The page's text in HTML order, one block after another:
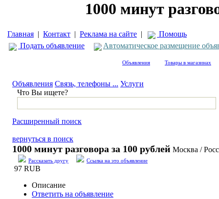
1000 минут
Главная | Контакт | Реклама на сайте |
Помощь
Подать объявление
Автоматическое размещение
Объявления Товары в магазинах
Объявления Связь, телефоны ... Услуги
Что Вы ищете?
Расширенный поиск
вернуться в поиск
1000 минут разговора за 100 рублей Москва /
Рассказать другу Ссылка на это объявление
97 RUB
Описание
Ответить на объявление